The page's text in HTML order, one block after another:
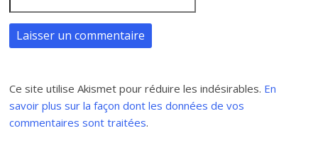
Ce site utilise Akismet pour réduire les indésirables. En
savoir plus sur la façon dont les données de vos
commentaires sont traitées.